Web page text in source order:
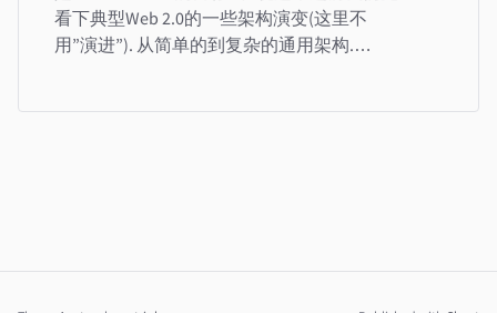
看下典型Web 2.0的一些架构演变(这里不
用”演进”). 从简单的到复杂的通用架构.…